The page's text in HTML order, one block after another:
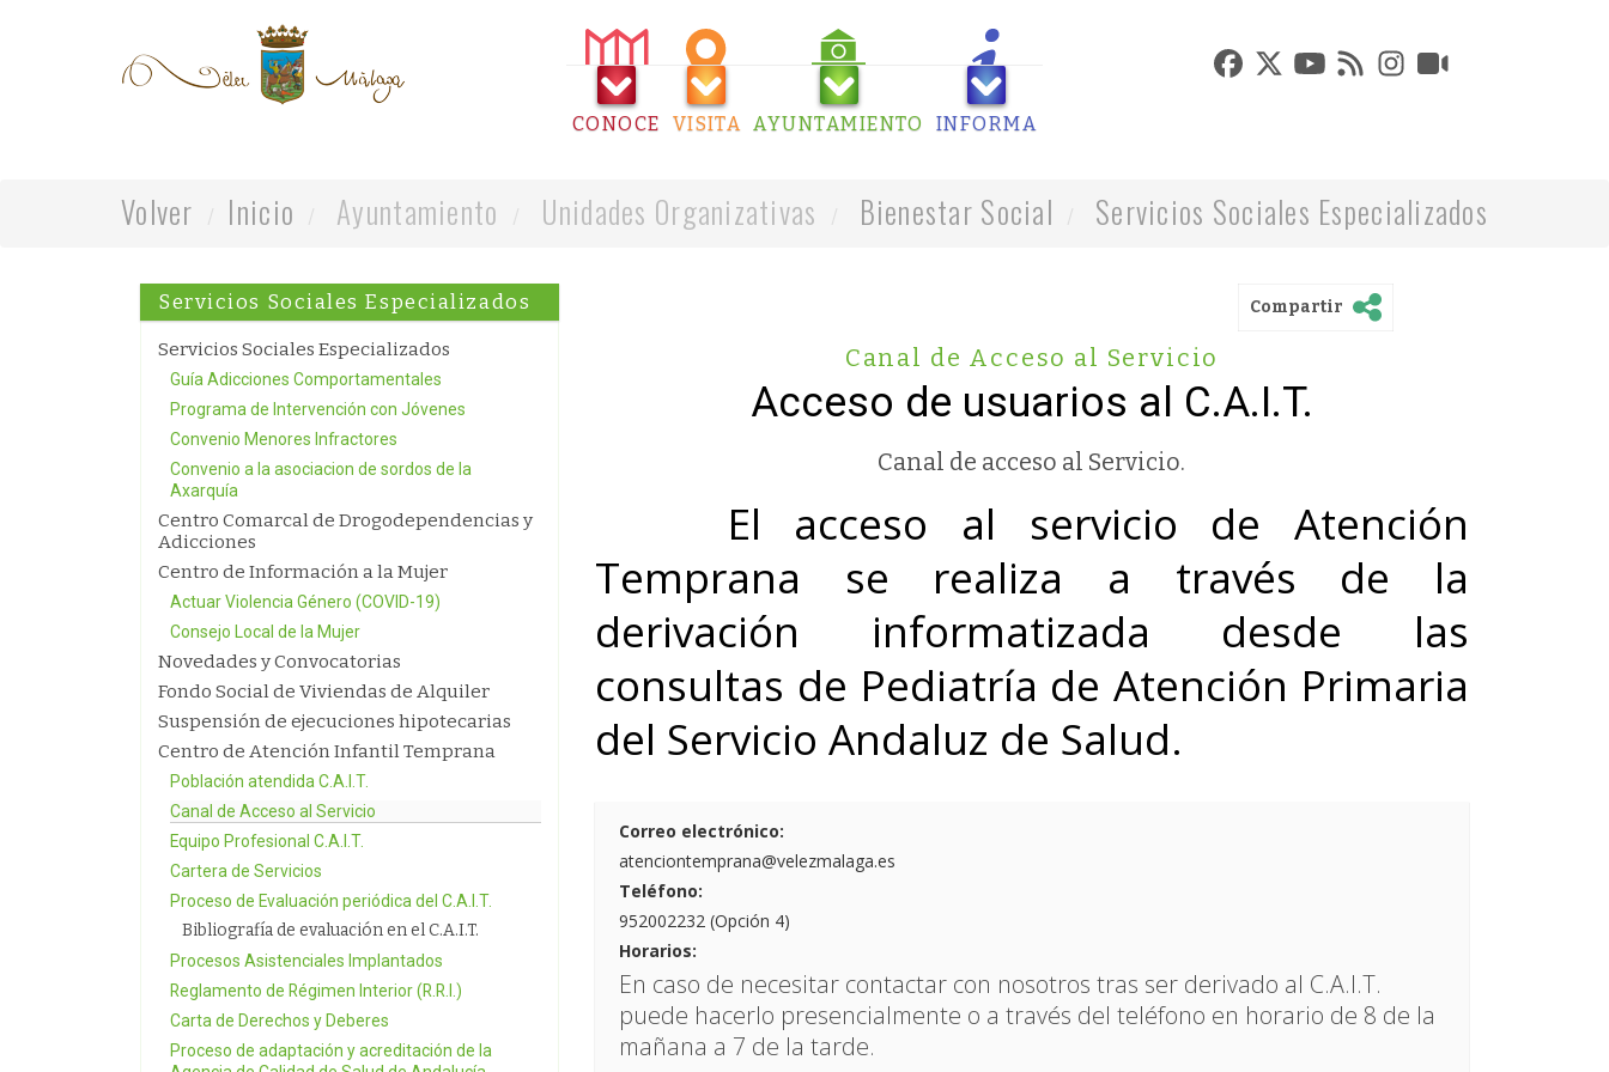
CONOCE VISITA AYUNTAMIENTO INFORMA
Volver Inicio Ayuntamiento Unidades Organizativas Bienestar Social Servicios Sociales Especializados
Servicios Sociales Especializados
Servicios Sociales Especializados
Guía Adicciones Comportamentales
Programa de Intervención con Jóvenes
Convenio Menores Infractores
Convenio a la asociacion de sordos de la
Axarquía
Centro Comarcal de Drogodependencias y
Adicciones
Centro de Información a la Mujer
Actuar Violencia Género (COVID-19)
Consejo Local de la Mujer
Novedades y Convocatorias
Fondo Social de Viviendas de Alquiler
Suspensión de ejecuciones hipotecarias
Centro de Atención Infantil Temprana
Población atendida C.A.I.T.
Canal de Acceso al Servicio
Equipo Profesional C.A.I.T.
Cartera de Servicios
Proceso de Evaluación periódica del C.A.I.T.
Bibliografía de evaluación en el C.A.I.T.
Procesos Asistenciales Implantados
Reglamento de Régimen Interior (R.R.I.)
Carta de Derechos y Deberes
Proceso de adaptación y acreditación de la
Compartir
Canal de Acceso al Servicio
Acceso de usuarios al C.A.I.T.
Canal de acceso al Servicio.
El acceso al servicio de Atención
Temprana se realiza a través de la
derivación informatizada desde las
consultas de Pediatría de Atención Primaria
del Servicio Andaluz de Salud.
Correo electrónico:
atenciontemprana@velezmalaga.es
Teléfono:
952002232 (Opción 4)
Horarios:
En caso de necesitar contactar con nosotros tras ser derivado al C.A.I.T.
puede hacerlo presencialmente o a través del teléfono en horario de 8 de la
mañana a 7 de la tarde.